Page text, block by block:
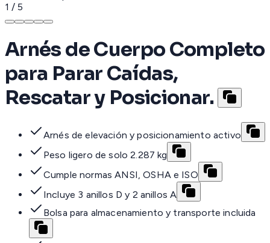
1 / 5
Arnés de Cuerpo Completo
para Parar Caídas,
Rescatar y Posicionar.
Arnés de elevación y posicionamiento activo
Peso ligero de solo 2.287 kg
Cumple normas ANSI, OSHA e ISO
Incluye 3 anillos D y 2 anillos A
Bolsa para almacenamiento y transporte incluida